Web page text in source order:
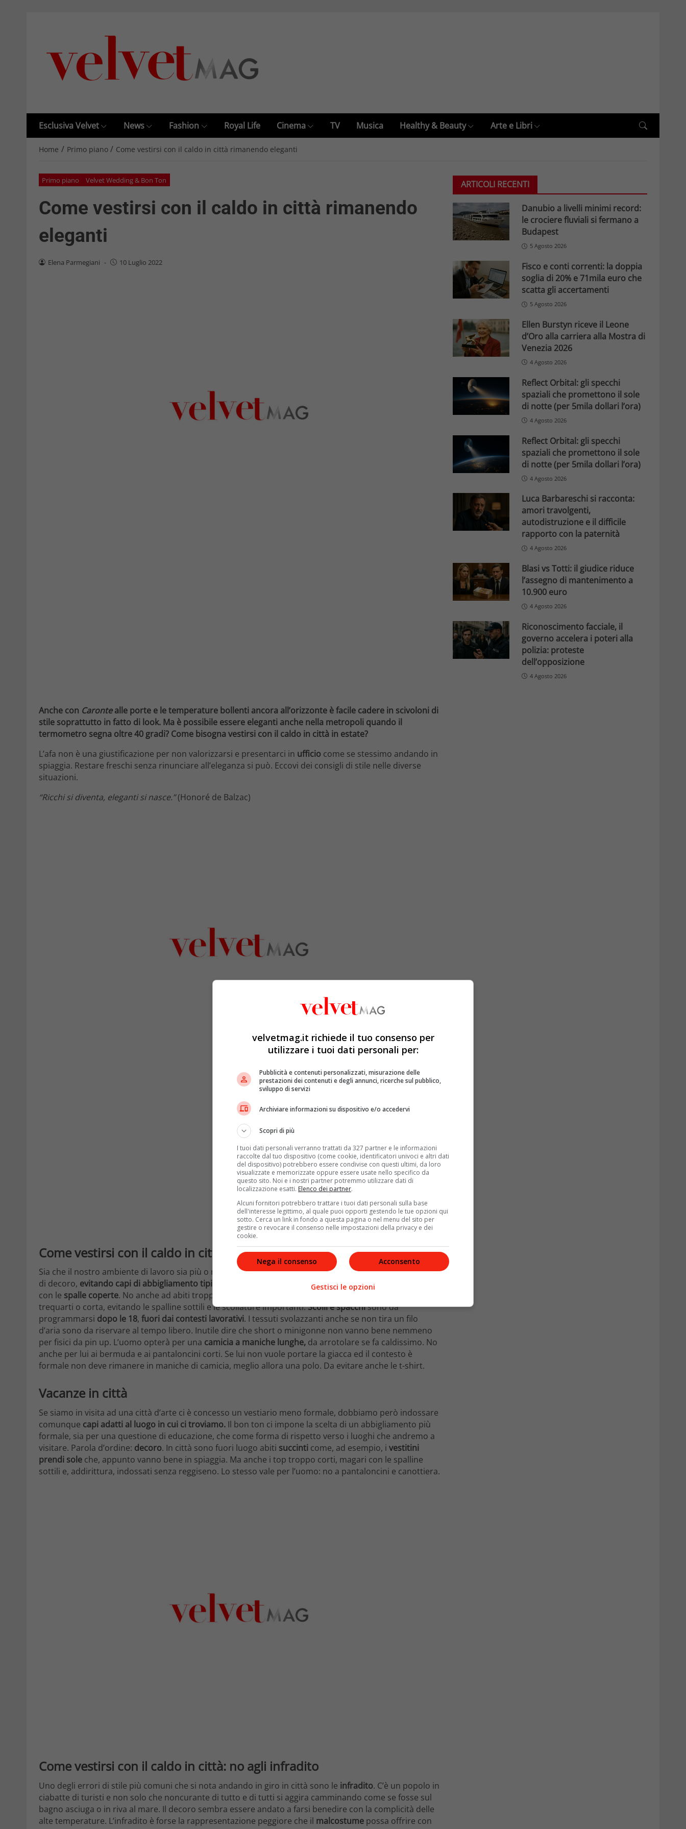
Esclusiva Velvet News Fashion Royal Life Cinema TV Musica Healthy & Beauty Arte e Libri
Home / Primo piano / Come vestirsi con il caldo in città rimanendo eleganti
Primo piano Velvet Wedding & Bon Ton
Come vestirsi con il caldo in città rimanendo
eleganti
Elena Parmegiani - 10 Luglio 2022
Anche con Carontealle porte e le temperature bollenti ancora all’orizzonte è facile cadere in scivoloni di
stile soprattutto in fatto di look. Ma è possibile essere eleganti anche nella metropoli quando il
termometro segna oltre 40 gradi? Come bisogna vestirsi con il caldo in città in estate?
L’afa non è una giustificazione per non valorizzarsi e presentarci in ufficio come se stessimo andando in
spiaggia. Restare freschi senza rinunciare all’eleganza si può. Eccovi dei consigli di stile nelle diverse
situazioni.
“Ricchi si diventa, eleganti si nasce.”(Honoré de Balzac)
Come vestirsi con il caldo in città al lavoro
Sia che il nostro ambiente di lavoro sia più o meno formale, è sempre bene mantenere un certo grado
di decoro, evitando capi di abbigliamento tipici da spiaggia.
La donna quindi non si presenterà in ufficio
con le spalle coperte. No anche ad abiti troppo velati, meglio prediligere un vestito con manica a
trequarti o corta, evitando le spalline sottili e le scollature importanti.Scolli e spacchisono da
programmarsi dopo le 18, fuori dai contesti lavorativi. I tessuti svolazzanti anche se non tira un filo
d’aria sono da riservare al tempo libero. Inutile dire che short o minigonne non vanno bene nemmeno
per fisici da pin up. L’uomo opterà per una camicia a maniche lunghe, da arrotolare se fa caldissimo. No
anche per lui ai bermuda e ai pantaloncini corti. Se lui non vuole portare la giacca ed il contesto è
formale non deve rimanere in maniche di camicia, meglio allora una polo. Da evitare anche le t-shirt.
Vacanze in città
Se siamo in visita ad una città d’arte ci è concesso un vestiario meno formale, dobbiamo però indossare
comunque capi adatti al luogo in cui ci troviamo. Il bon ton ci impone la scelta di un abbigliamento più
formale, sia per una questione di educazione, che come forma di rispetto verso i luoghi che andremo a
visitare. Parola d’ordine: decoro. In città sono fuori luogo abiti succinti come, ad esempio, i vestitini
prendi sole che, appunto vanno bene in spiaggia. Ma anche i top troppo corti, magari con le spalline
sottili e, addirittura, indossati senza reggiseno. Lo stesso vale per l’uomo: no a pantaloncini e canottiera.
Come vestirsi con il caldo in città: no agli infradito
Uno degli errori di stile più comuni che si nota andando in giro in città sono le infradito. C’è un popolo in
ciabatte di turisti e non solo che noncurante di tutto e di tutti si aggira camminando come se fosse sul
bagno asciuga o in riva al mare. Il decoro sembra essere andato a farsi benedire con la complicità delle
alte temperature. L’infradito è forse la rappresentazione peggiore che il malcostume possa offrire con
ARTICOLI RECENTI
Danubio a livelli minimi record:
le crociere fluviali si fermano a
Budapest
5 Agosto 2026
Fisco e conti correnti: la doppia
soglia di 20% e 71mila euro che
scatta gli accertamenti
5 Agosto 2026
Ellen Burstyn riceve il Leone
d’Oro alla carriera alla Mostra di
Venezia 2026
4 Agosto 2026
Reflect Orbital: gli specchi
spaziali che promettono il sole
di notte (per 5mila dollari l’ora)
4 Agosto 2026
Reflect Orbital: gli specchi
spaziali che promettono il sole
di notte (per 5mila dollari l’ora)
4 Agosto 2026
Luca Barbareschi si racconta:
amori travolgenti,
autodistruzione e il difficile
rapporto con la paternità
4 Agosto 2026
Blasi vs Totti: il giudice riduce
l’assegno di mantenimento a
10.900 euro
4 Agosto 2026
Riconoscimento facciale, il
governo accelera i poteri alla
polizia: proteste
dell’opposizione
4 Agosto 2026
velvetmag.it richiede il tuo consenso per
utilizzare i tuoi dati personali per:
Pubblicità e contenuti personalizzati, misurazione delle
prestazioni dei contenuti e degli annunci, ricerche sul pubblico,
sviluppo di servizi
Archiviare informazioni su dispositivo e/o accedervi
Scopri di più
I tuoi dati personali verranno trattati da 327 partner e le informazioni
raccolte dal tuo dispositivo (come cookie, identificatori univoci e altri dati
del dispositivo) potrebbero essere condivise con questi ultimi, da loro
visualizzate e memorizzate oppure essere usate nello specifico da
questo sito. Noi e i nostri partner potremmo utilizzare dati di
localizzazione esatti. Elenco dei partner.
Alcuni fornitori potrebbero trattare i tuoi dati personali sulla base
dell'interesse legittimo, al quale puoi opporti gestendo le tue opzioni qui
sotto. Cerca un link in fondo a questa pagina o nel menu del sito per
gestire o revocare il consenso nelle impostazioni della privacy e dei
cookie.
Acconsento
Nega il consenso
Gestisci le opzioni